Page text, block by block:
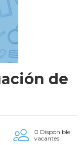
de
0 Disponible
vacantes